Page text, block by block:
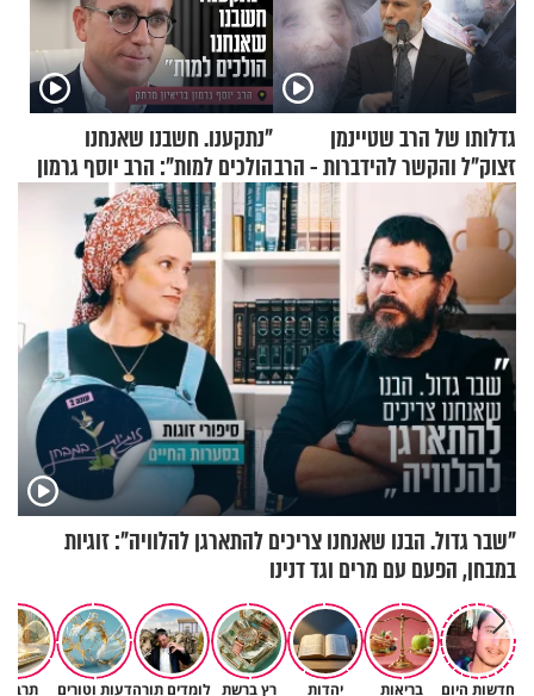
גדלותו של הרב שטיינמן
זצוק"ל והקשר להידברות - הרב
זמיר כהן
"נתקענו. חשבנו שאנחנו
הולכים למות": הרב יוסף גרמון
בריאיון מרתק
"שבר גדול. הבנו שאנחנו צריכים להתארגן להלוויה": זוגיות
במבחן, הפעם עם מרים וגד דנינו
חדשות היום בריאות יהדות רץ ברשת לומדים תורהדעות וטורים